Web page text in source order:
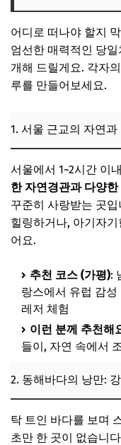
어디로 떠나야 할지
엄선한 매력적인 당
개해 드릴게요. 각자
루를 만들어보세요.
1. 서울 근교의 자연과
서울에서 1~2시간 이
한 자연경관과 다양한
꾸준히 사랑받는 곳
힐링하거나, 아기자
어요.
추천 코스 (가평):
랑스에서 유럽 감
레저 체험
이런 분께 추천해
들이, 자연 속에서
2. 동해바다의 낭만:
탁 트인 바다를 보며
초만 한 곳이 없습니